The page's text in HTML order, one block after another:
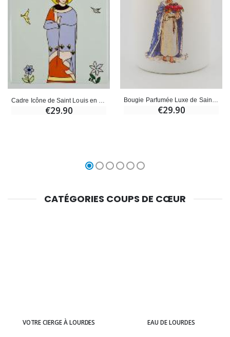
€29.90 €29.90
CATÉGORIES COUPS DE CŒUR
VOTRE CIERGE À LOURDES EAU DE LOURDES